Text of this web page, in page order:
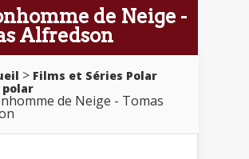
de Neige -
Alfredson
Films et Séries Polar
polar
de Neige - Tomas